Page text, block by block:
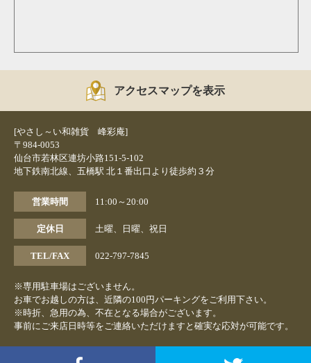
アクセスマップを表示
[やさし～い和雑貨 峰彩庵]
〒984-0053
仙台市若林区連坊小路151-5-102
地下鉄南北線、五橋駅 北１番出口より徒歩約３分
営業時間 11:00～20:00
定休日 土曜、日曜、祝日
TEL/FAX 022-797-7845
※専用駐車場はございません。
お車でお越しの方は、近隣の100円パーキングをご利用下さい。
※時折、急用の為、不在となる場合がございます。
事前にご来店日時等をご連絡いただけますと確実な応対が可能です。